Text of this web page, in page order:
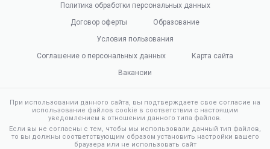
Политика обработки персональных данных
Договор оферты
Образование
Условия пользования
Соглашение о персональных данных
Карта сайта
Вакансии
При использовании данного сайта, вы подтверждаете свое согласие на
использование файлов cookie в соответствии с настоящим
уведомлением в отношении данного типа файлов.
Если вы не согласны с тем, чтобы мы использовали данный тип файлов,
то вы должны соответствующим образом установить настройки вашего
браузера или не использовать сайт